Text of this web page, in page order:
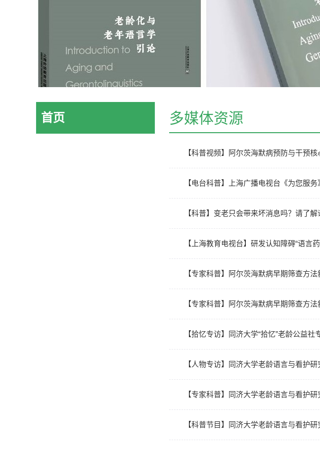
首页 多媒体资源
【科普视频】阿尔茨海默病预防与干预
【电台科普】上海广播电视台《为您服务
【科普】变老只会带来坏消息吗？请了
【上海教育电视台】研发认知障碍“语言
【专家科普】阿尔茨海默病早期筛查方
【专家科普】阿尔茨海默病早期筛查方
【拾忆专访】同济大学“拾忆”老龄公益社
【人物专访】同济大学老龄语言与看护
【专家科普】同济大学老龄语言与看护
【科普节目】同济大学老龄语言与看护